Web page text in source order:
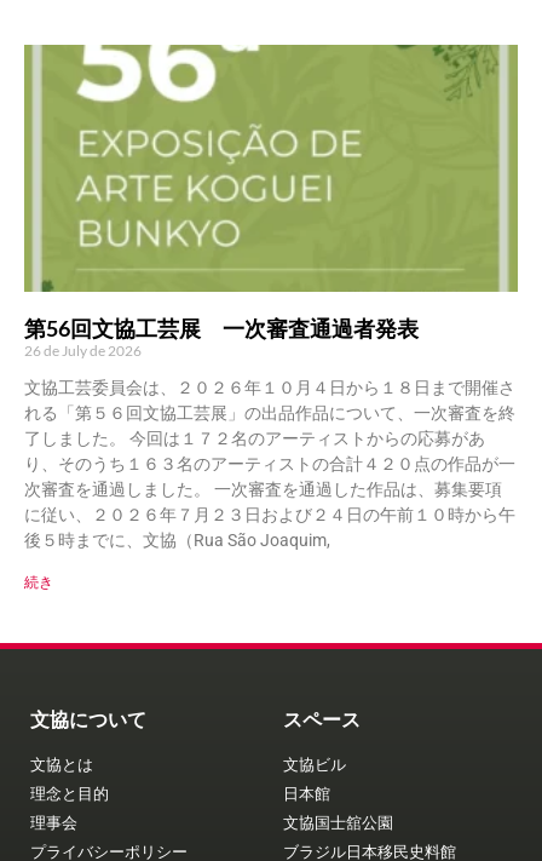
第56回文協工芸展 一次審査通過者発表
26 de July de 2026
文協工芸委員会は、２０２６年１０月４日から１８日まで開催さ
れる「第５６回文協工芸展」の出品作品について、一次審査を終
了しました。 今回は１７２名のアーティストからの応募があ
り、そのうち１６３名のアーティストの合計４２０点の作品が一
次審査を通過しました。 一次審査を通過した作品は、募集要項
に従い、２０２６年７月２３日および２４日の午前１０時から午
後５時までに、文協（Rua São Joaquim,
続き
文協について
文協とは
理念と目的
理事会
プライバシーポリシー
スペース
文協ビル
日本館
文協国士舘公園
ブラジル日本移民史料館